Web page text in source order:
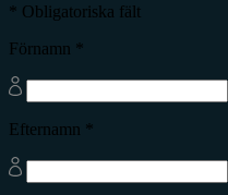
* Obligatoriska fält
Förnamn *
Efternamn *